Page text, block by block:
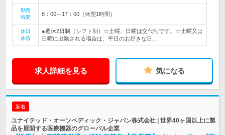
勤務
時間
8：00～17：00（休憩1時間）
休日
休暇
●週休2日制（シフト制）☆土曜、日曜は交代制です。☆土曜又は
日曜に出勤される場合は、平日のお好きな日…
求人詳細を見る 気になる
新着
ユナイテッド・オーソペディック・ジャパン株式会社 | 世界40ヶ国以上に製
品を展開する医療機器のグローバル企業